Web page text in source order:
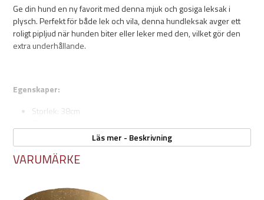
Ge din hund en ny favorit med denna mjuk och gosiga leksak i
plysch. Perfekt för både lek och vila, denna hundleksak avger ett
roligt pipljud när hunden biter eller leker med den, vilket gör den
extra underhållande.
Egenskaper:
Storlek: 38cm
Läs mer - Beskrivning
VARUMÄRKE